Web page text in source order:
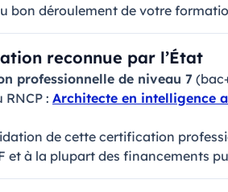
bon déroulement de votre
reconnue par l’État
professionnelle de niveau 7
: Architecte en intelligence
de cette certification
et à la plupart des financements